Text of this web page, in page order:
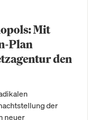
Mit
Plan
den
der
neuer